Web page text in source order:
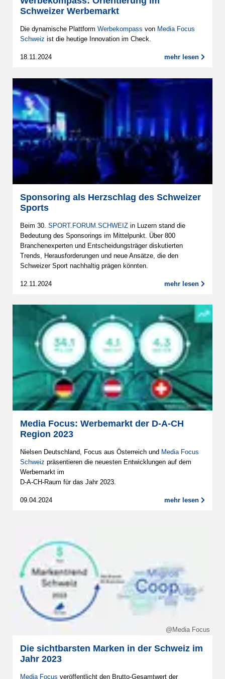
Schweizer Werbemarkt
Die dynamische Plattform Werbekompass von Media Focus
Schweiz ist die heutige Innovation im Check.
18.11.2024 mehr lesen
Sponsoring als Herzschlag des Schweizer
Sports
Beim 30. SPORT.FORUM.SCHWEIZ in Luzern stand die
Bedeutung des Sponsorings im Mittelpunkt. Über 800
Branchenexperten und Entscheidungsträger diskutierten
Trends, Herausforderungen und neue Ansätze, die den
Schweizer Sport nachhaltig prägen könnten.
12.11.2024 mehr lesen
Media Focus: Werbemarkt der D-A-CH
Region 2023
Nielsen Deutschland, Focus aus Österreich und Media Focus
Schweiz präsentieren die neuesten Entwicklungen auf dem
Werbemarkt im
D-A-CH-Raum für das Jahr 2023.
09.04.2024 mehr lesen
@Media Focus
Die sichtbarsten Marken in der Schweiz im
Jahr 2023
Media Focus veröffentlicht den Brutto-Gesamtwert der